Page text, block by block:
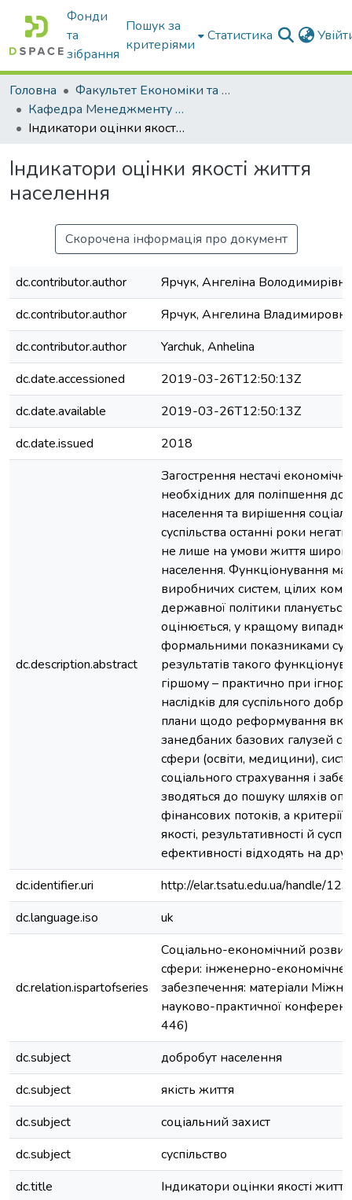
Фонди
та
зібрання
Пошук за
критеріями
Статистика
Головна
Факультет Економіки та бізнесу
Кафедра Менеджменту та публічного адміністрування
Індикатори оцінки якості життя населення
Індикатори оцінки якості життя
населення
Скорочена інформація про документ
dc.contributor.author
Ярчук, Ангеліна Володимирівна
dc.contributor.author
Ярчук, Ангелина Владимировна
dc.contributor.author
Yarchuk, Anhelina
dc.date.accessioned
2019-03-26T12:50:13Z
dc.date.available
2019-03-26T12:50:13Z
dc.date.issued
2018
dc.description.abstract
Загострення нестачі
необхідних для поліпшення
населення та вирішення
суспільства останні роки
не лише на умови життя
населення. Функціонування
виробничих систем, цілих
державної політики планується
оцінюється, у кращому
формальними показниками
результатів такого
гіршому – практично при
наслідків для суспільного
плани щодо реформування
занедбаних базових галузей
сфери (освіти, медицини),
соціального страхування і
зводяться до пошуку шляхів
фінансових потоків, а критерії
якості, результативності й
ефективності відходять на
dc.identifier.uri
http://elar.tsatu.edu.ua/handle/
dc.language.iso
uk
dc.relation.ispartofseries
Соціально-економічний
сфери: інженерно-економічне
забезпечення: матеріали
науково-практичної
446)
dc.subject
добробут населення
dc.subject
якість життя
dc.subject
соціальний захист
dc.subject
суспільство
dc.title
Індикатори оцінки якості